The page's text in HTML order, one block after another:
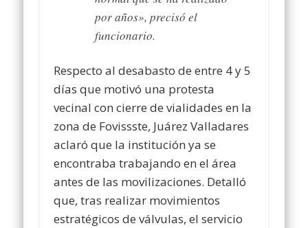
por años», precisó el
funcionario.
Respecto al desabasto de entre 4 y 5
días que motivó una protesta
vecinal con cierre de vialidades en la
zona de Fovissste, Juárez Valladares
aclaró que la institución ya se
encontraba trabajando en el área
antes de las movilizaciones. Detalló
que, tras realizar movimientos
estratégicos de válvulas, el servicio